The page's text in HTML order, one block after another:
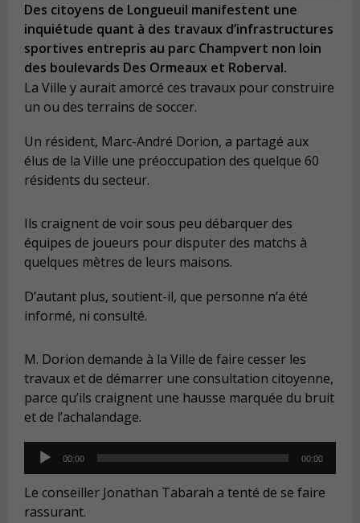
Des citoyens de Longueuil manifestent une
inquiétude quant à des travaux d’infrastructures
sportives entrepris au parc Champvert non loin
des boulevards Des Ormeaux et Roberval.
La Ville y aurait amorcé ces travaux pour construire
un ou des terrains de soccer.
Un résident, Marc-André Dorion, a partagé aux
élus de la Ville une préoccupation des quelque 60
résidents du secteur.
Ils craignent de voir sous peu débarquer des
équipes de joueurs pour disputer des matchs à
quelques mètres de leurs maisons.
D’autant plus, soutient-il, que personne n’a été
informé, ni consulté.
M. Dorion demande à la Ville de faire cesser les
travaux et de démarrer une consultation citoyenne,
parce qu’ils craignent une hausse marquée du bruit
et de l’achalandage.
Audio
Player
00:00 00:00
Le conseiller Jonathan Tabarah a tenté de se faire
rassurant.